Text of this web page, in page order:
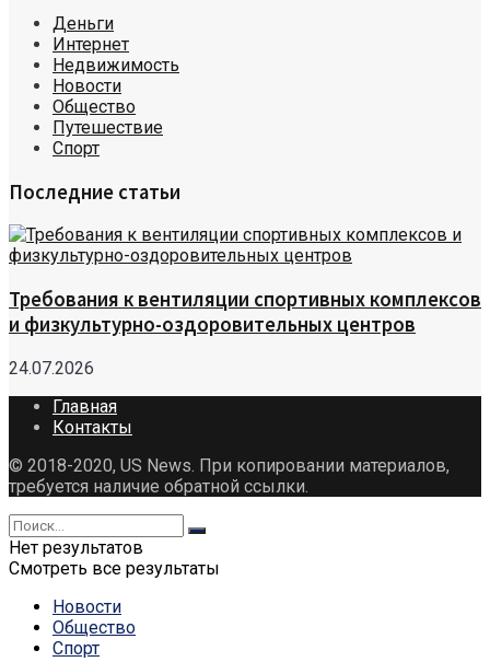
Деньги
Интернет
Недвижимость
Новости
Общество
Путешествие
Спорт
Последние статьи
Требования к вентиляции спортивных комплексов
и физкультурно-оздоровительных центров
24.07.2026
Главная
Контакты
© 2018-2020, US News. При копировании материалов,
требуется наличие обратной ссылки.
Нет результатов
Смотреть все результаты
Новости
Общество
Спорт